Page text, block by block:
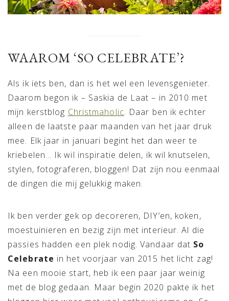
WAAROM ‘SO CELEBRATE’?
Als ik iets ben, dan is het wel een levensgenieter.
Daarom begon ik – Saskia de Laat – in 2010 met
mijn kerstblog Christmaholic. Daar ben ik echter
alleen de laatste paar maanden van het jaar druk
mee. Elk jaar in januari begint het dan weer te
kriebelen… Ik wil inspiratie delen, ik wil knutselen,
stylen, fotograferen, bloggen! Dat zijn nou eenmaal
de dingen die mij gelukkig maken.
Ik ben verder gek op decoreren, DIY’en, koken,
moestuinieren en bezig zijn met interieur. Al die
passies hadden een plek nodig. Vandaar dat So
Celebrate in het voorjaar van 2015 het licht zag!
Na een mooie start, heb ik een paar jaar weinig
met de blog gedaan. Maar begin 2020 pakte ik het